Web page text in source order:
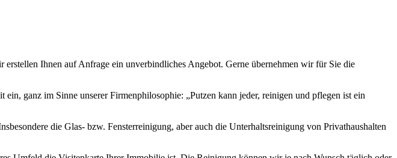
Ihnen auf Anfrage ein unverbindliches Angebot. Gerne übernehmen wir für Sie die
ganz im Sinne unserer Firmenphilosophie: „Putzen kann jeder, reinigen und pflegen ist ein
die Glas- bzw. Fensterreinigung, aber auch die Unterhaltsreinigung von Privathaushalten